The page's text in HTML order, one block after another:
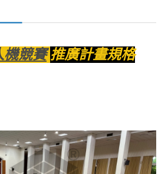
機競賽 推廣計畫規格